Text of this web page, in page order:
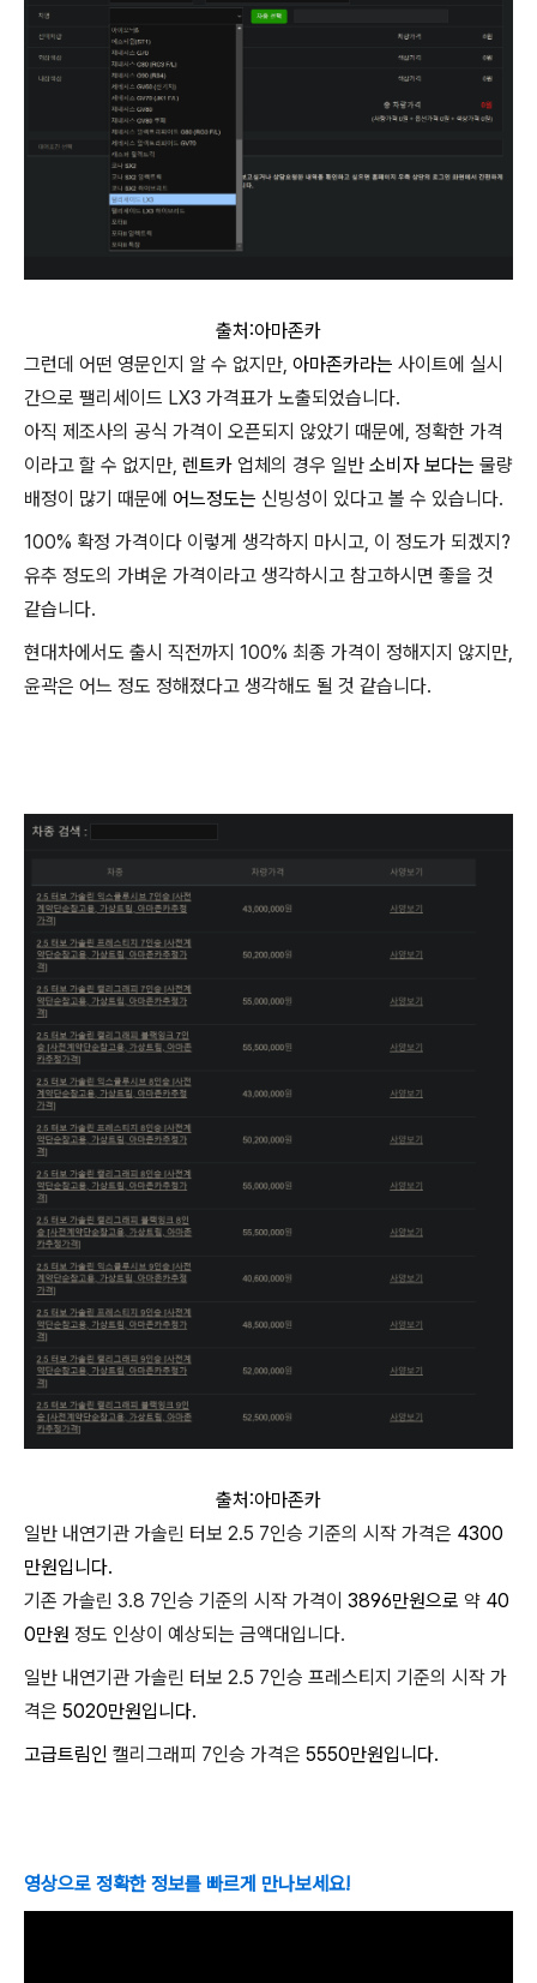
출처:아마존카
그런데 어떤 영문인지 알 수 없지만, 아마존카라는 사이트에 실시
간으로 팰리세이드 LX3 가격표가 노출되었습니다.
아직 제조사의 공식 가격이 오픈되지 않았기 때문에, 정확한 가격
이라고 할 수 없지만, 렌트카 업체의 경우 일반 소비자 보다는 물량
배정이 많기 때문에 어느정도는 신빙성이 있다고 볼 수 있습니다.
100% 확정 가격이다 이렇게 생각하지 마시고, 이 정도가 되겠지?
유추 정도의 가벼운 가격이라고 생각하시고 참고하시면 좋을 것
같습니다.
현대차에서도 출시 직전까지 100% 최종 가격이 정해지지 않지만,
윤곽은 어느 정도 정해졌다고 생각해도 될 것 같습니다.
출처:아마존카
일반 내연기관 가솔린 터보 2.5 7인승 기준의 시작 가격은 4300
만원입니다.
기존 가솔린 3.8 7인승 기준의 시작 가격이 3896만원으로 약 40
0만원 정도 인상이 예상되는 금액대입니다.
일반 내연기관 가솔린 터보 2.5 7인승 프레스티지 기준의 시작 가
격은 5020만원입니다.
고급트림인 캘리그래피 7인승 가격은 5550만원입니다.
영상으로 정확한 정보를 빠르게 만나보세요!